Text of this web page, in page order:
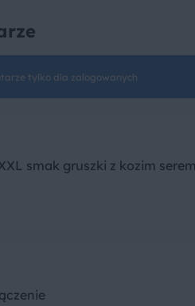
tylko dla zalogowanych
smak gruszki z kozim